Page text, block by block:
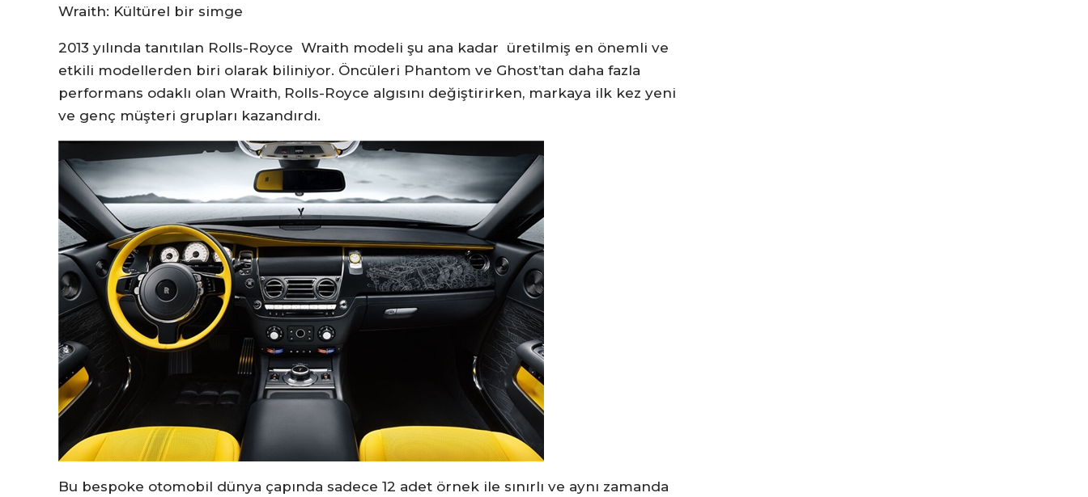
Wraith: Kültürel bir simge
2013 yılında tanıtılan Rolls-Royce Wraith modeli şu ana kadar üretilmiş en önemli ve
etkili modellerden biri olarak biliniyor. Öncüleri Phantom ve Ghost’tan daha fazla
performans odaklı olan Wraith, Rolls-Royce algısını değiştirirken, markaya ilk kez yeni
ve genç müşteri grupları kazandırdı.
Bu bespoke otomobil dünya çapında sadece 12 adet örnek ile sınırlı ve aynı zamanda